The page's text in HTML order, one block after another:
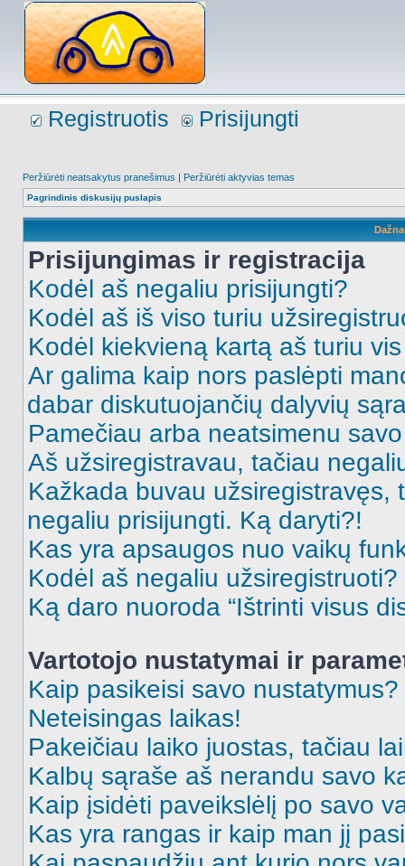
Registruotis Prisijungti
Peržiūrėti neatsakytus pranešimus | Peržiūrėti aktyvias temas
Pagrindinis diskusijų puslapis
Prisijungimas ir registracija
Kodėl aš negaliu prisijungti?
Kodėl aš iš viso turiu
Kodėl kiekvieną kartą aš turiu
Ar galima kaip nors paslėpti
dabar diskutuojančių dalyvių
Pamečiau arba neatsimenu
Aš užsiregistravau, tačiau
Kažkada buvau užsiregistravęs,
negaliu prisijungti. Ką daryti?!
Kas yra apsaugos nuo vaikų
Kodėl aš negaliu užsiregistruoti?
Ką daro nuoroda “Ištrinti visus
Vartotojo nustatymai ir
Kaip pasikeisi savo nustatymus?
Neteisingas laikas!
Pakeičiau laiko juostas, tačiau
Kalbų sąraše aš nerandu savo
Kaip įsidėti paveikslėlį po savo
Kas yra rangas ir kaip man jį